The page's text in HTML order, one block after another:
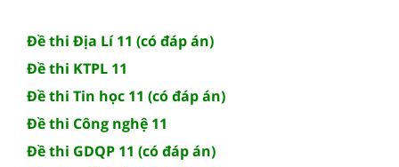
Đề thi Địa Lí 11 (có đáp án)
Đề thi KTPL 11
Đề thi Tin học 11 (có đáp án)
Đề thi Công nghệ 11
Đề thi GDQP 11 (có đáp án)